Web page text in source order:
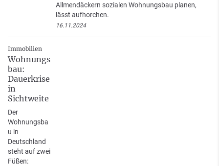
Allmendäckern sozialen Wohnungsbau planen,
lässt aufhorchen.
16.11.2024
Immobilien
Wohnungs
bau:
Dauerkrise
in
Sichtweite
Der
Wohnungsba
u in
Deutschland
steht auf zwei
Füßen: